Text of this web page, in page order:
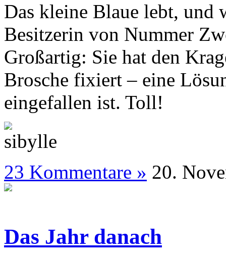
Das kleine Blaue lebt, und
Besitzerin von Nummer
Großartig: Sie hat den
Brosche fixiert – eine
eingefallen ist. Toll!
23 Kommentare » 20.
Das Jahr danach